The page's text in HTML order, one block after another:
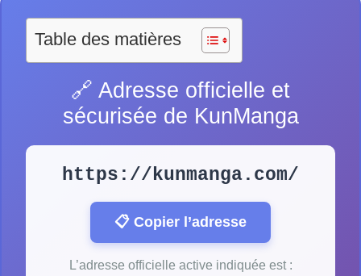
Table des matières
🔗 Adresse officielle et
sécurisée de KunManga
https://kunmanga.com/
📋 Copier l’adresse
L’adresse officielle active indiquée est :